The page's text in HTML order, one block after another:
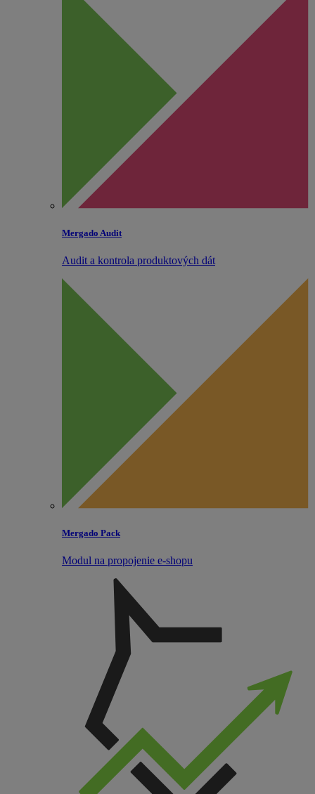
Mergado Audit
Audit a kontrola produktových dát
Mergado Pack
Modul na propojenie e‑shopu